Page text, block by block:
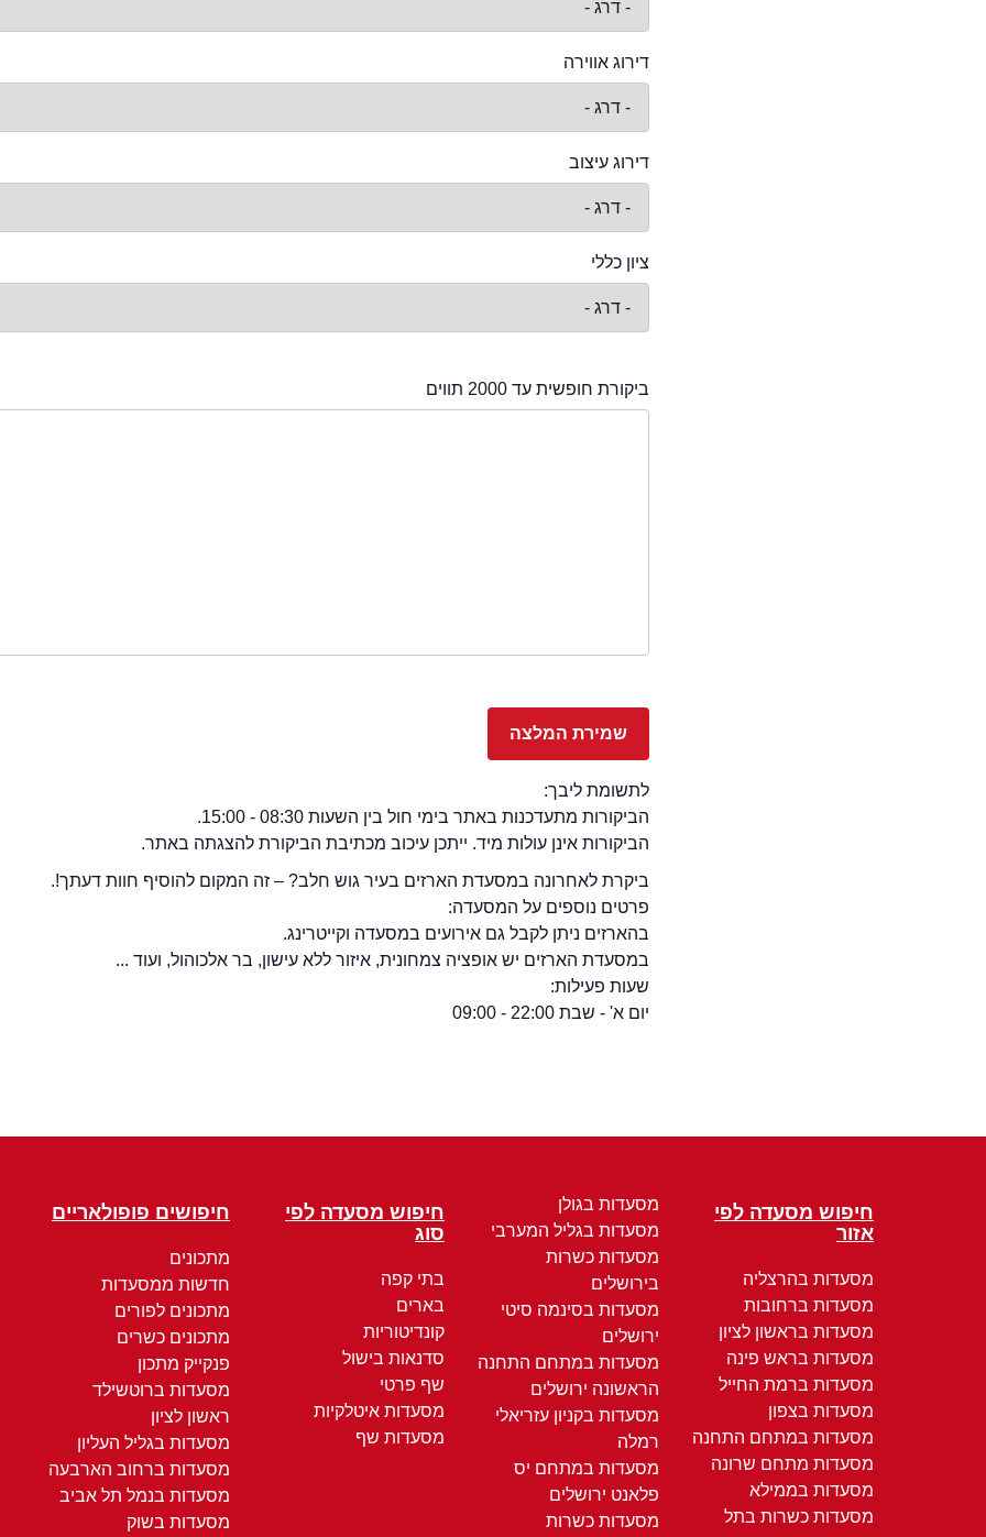
דירוג אווירה
דירוג עיצוב
ציון כללי
ביקורת חופשית עד 2000 תווים
לתשומת ליבך:
הביקורות מתעדכנות באתר בימי חול בין השעות 08:30 - 15:00.
הביקורות אינן עולות מיד. ייתכן עיכוב מכתיבת הביקורת להצגתה באתר.
ביקרת לאחרונה במסעדת הארזים בעיר גוש חלב? – זה המקום להוסיף חוות דעתך!.
פרטים נוספים על המסעדה:
בהארזים ניתן לקבל גם אירועים במסעדה וקייטרינג.
במסעדת הארזים יש אופציה צמחונית, איזור ללא עישון, בר אלכוהול, ועוד ...
שעות פעילות:
יום א' - שבת 22:00 - 09:00
חיפוש מסעדה לפי
אזור
מסעדות בהרצליה
מסעדות ברחובות
מסעדות בראשון לציון
מסעדות בראש פינה
מסעדות ברמת החייל
מסעדות בצפון
מסעדות במתחם התחנה
מסעדות מתחם שרונה
מסעדות בממילא
מסעדות כשרות בתל
מסעדות בגולן
מסעדות בגליל המערבי
מסעדות כשרות
בירושלים
מסעדות בסינמה סיטי
ירושלים
מסעדות במתחם התחנה
הראשונה ירושלים
מסעדות בקניון עזריאלי
רמלה
מסעדות במתחם יס
פלאנט ירושלים
מסעדות כשרות
חיפוש מסעדה לפי
סוג
בתי קפה
בארים
קונדיטוריות
סדנאות בישול
שף פרטי
מסעדות איטלקיות
מסעדות שף
חיפושים פופולאריים
מתכונים
חדשות ממסעדות
מתכונים לפורים
מתכונים כשרים
פנקייק מתכון
מסעדות ברוטשילד
ראשון לציון
מסעדות בגליל העליון
מסעדות ברחוב הארבעה
מסעדות בנמל תל אביב
מסעדות בשוק